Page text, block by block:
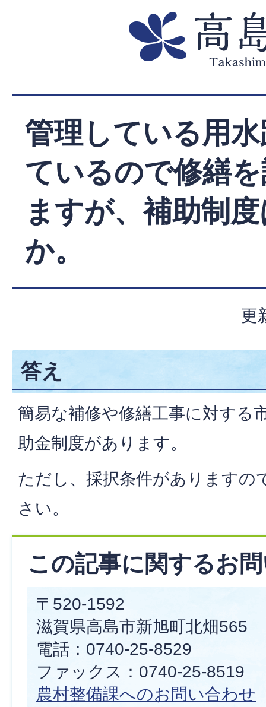
管理している用
ているので修繕
ますが、補助制
か。
更
答え
簡易な補修や修繕工事に対する
助金制度があります。
ただし、採択条件がありますの
さい。
この記事に関するお
〒520-1592
滋賀県高島市新旭町北畑565
電話：0740-25-8529
ファックス：0740-25-8519
農村整備課へのお問い合わせ